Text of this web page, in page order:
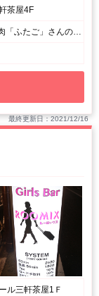
茶屋4F
三軒茶屋駅南口より徒歩2分/ 栄通り焼肉「ふたご」さんのビルの4Fです
最終更新日：2021/12/16
ル三軒茶屋1Ｆ